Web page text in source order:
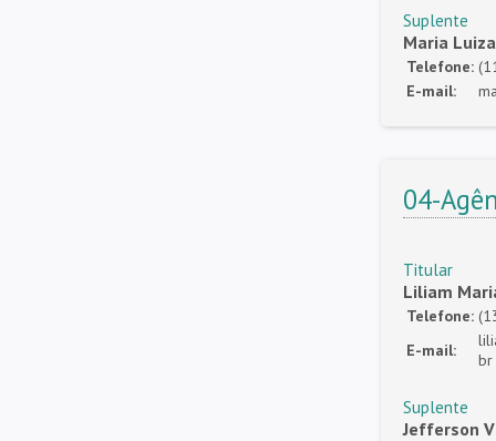
Suplente
Maria
Telefone:
E-mail:
04-
Titular
Liliam
Telefone:
E-mail:
br
Suplente
Jefferson